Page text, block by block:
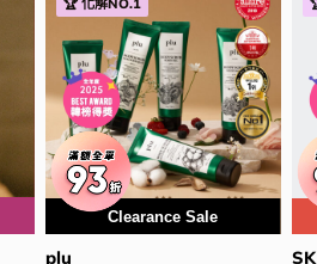
🏆 化解NO.1
Clearance Sale
plu